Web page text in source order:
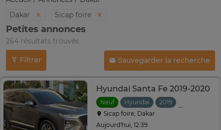
Dakar
Sicap foire
Petites annonces
264 résultats trouvés
Filtrer Sauvegarder la recherche
Hyundai Santa Fe 2019-2020
Neuf Hyundai 2019
Sicap foire, Dakar
Aujourd'hui, 12:39